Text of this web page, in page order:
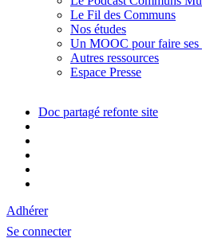
Le Fil des Communs
Nos études
Un MOOC pour faire ses
Autres ressources
Espace Presse
Doc partagé refonte site
Adhérer
Se connecter